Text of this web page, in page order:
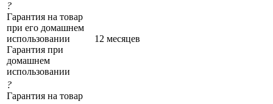
?
Гарантия на товар
при его домашнем
использовании
Гарантия при
домашнем
использовании
12 месяцев
?
Гарантия на товар